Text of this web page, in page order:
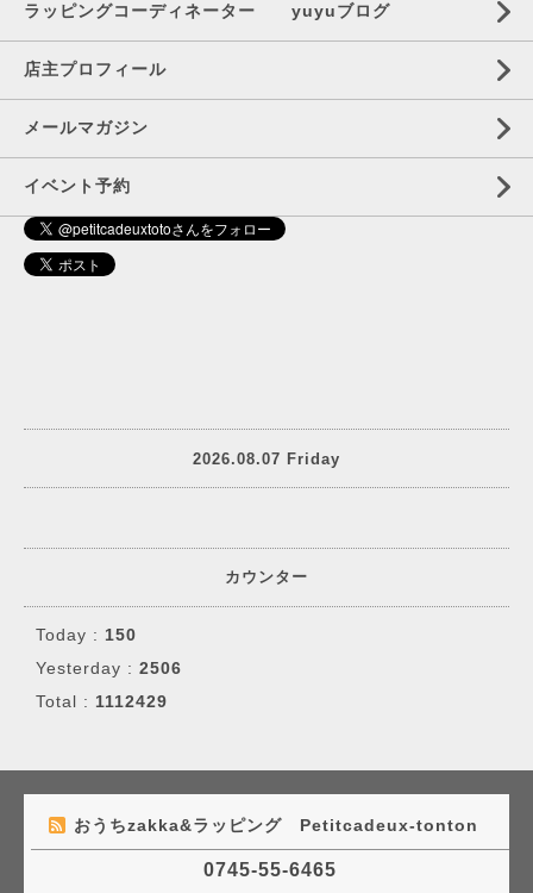
ラッピングコーディネーター yuyuブログ
店主プロフィール
メールマガジン
イベント予約
2026.08.07 Friday
カウンター
Today : 150
Yesterday : 2506
Total : 1112429
おうちzakka&ラッピング Petitcadeux-tonton
0745-55-6465